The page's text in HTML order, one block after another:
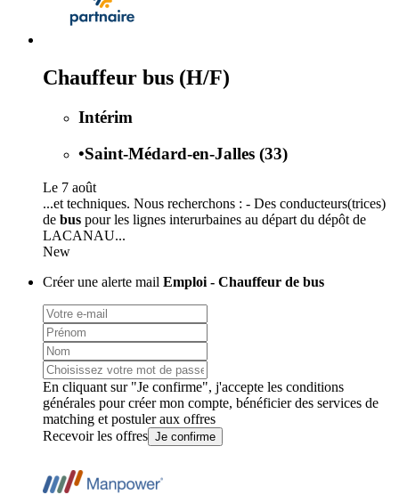
Chauffeur bus (H/F)
Intérim
•Saint-Médard-en-Jalles (33)
Le 7 août
...et techniques. Nous recherchons : - Des conducteurs(trices)
de bus pour les lignes interurbaines au départ du dépôt de
LACANAU...
New
Créer une alerte mail Emploi - Chauffeur de bus
En cliquant sur "Je confirme", j'accepte les conditions
générales pour créer mon compte, bénéficier des services de
matching et postuler aux offres
Recevoir les offres Je confirme